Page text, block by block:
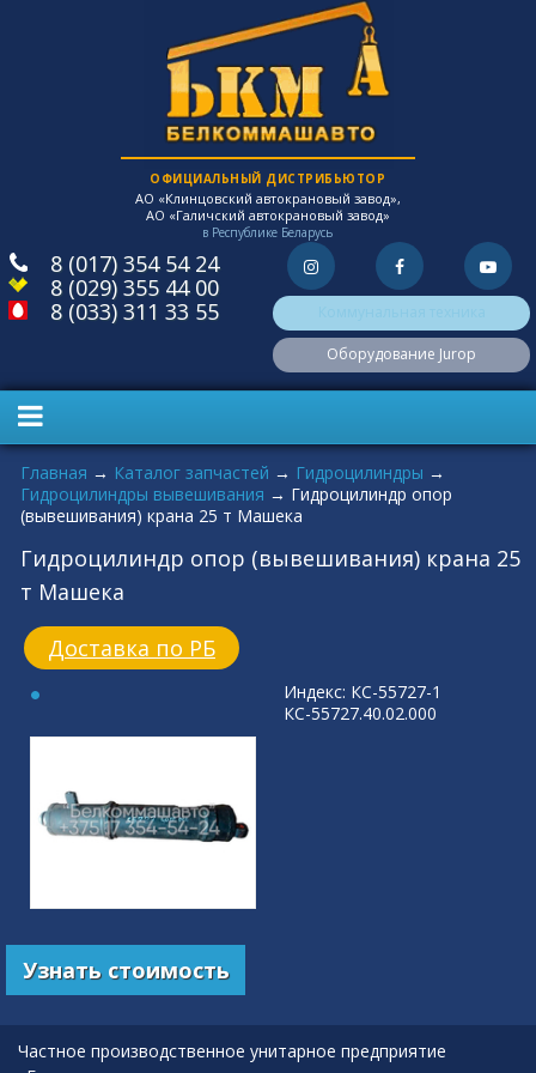
ОФИЦИАЛЬНЫЙ ДИСТРИБЬЮТОР
АО «Клинцовский автокрановый завод»,
АО «Галичский автокрановый завод»
в Республике Беларусь
8 (017) 354 54 24
8 (029) 355 44 00
8 (033) 311 33 55
Оборудование Jurop
Вы здесь
Главная → Каталог запчастей → Гидроцилиндры →
Гидроцилиндры вывешивания → Гидроцилиндр опор
(вывешивания) крана 25 т Машека
Гидроцилиндр опор (вывешивания) крана 25
т Машека
Доставка по РБ
Узнать стоимость
Индекс: КС-55727-1
КС-55727.40.02.000
Частное производственное унитарное предприятие